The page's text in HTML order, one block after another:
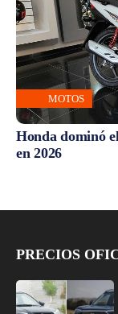
MOTOS
Honda dominó
en 2026
PRECIOS